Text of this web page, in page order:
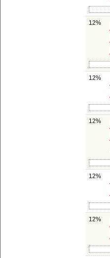
12%
12%
12%
12%
12%